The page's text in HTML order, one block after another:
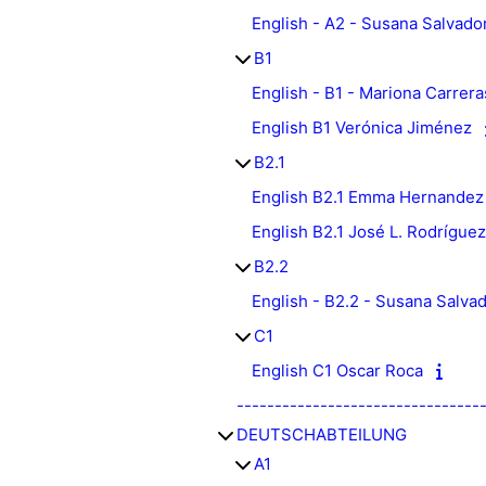
English - A2 - Susana
B1
English - B1 - Mariona
English B1 Verónica Jiménez
B2.1
English B2.1 Emma Hernandez
English B2.1 José L. Rodríguez
B2.2
English - B2.2 - Susana
C1
English C1 Oscar Roca
DEUTSCHABTEILUNG
A1